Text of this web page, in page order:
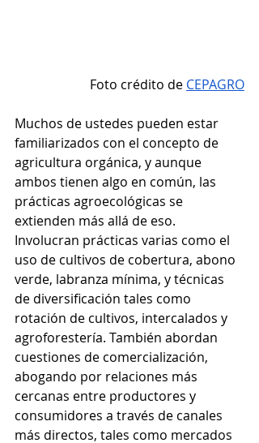
Foto crédito de CEPAGRO
Muchos de ustedes pueden estar
familiarizados con el concepto de
agricultura orgánica, y aunque
ambos tienen algo en común, las
prácticas agroecológicas se
extienden más allá de eso.
Involucran prácticas varias como el
uso de cultivos de cobertura, abono
verde, labranza mínima, y técnicas
de diversificación tales como
rotación de cultivos, intercalados y
agroforestería. También abordan
cuestiones de comercialización,
abogando por relaciones más
cercanas entre productores y
consumidores a través de canales
más directos, tales como mercados